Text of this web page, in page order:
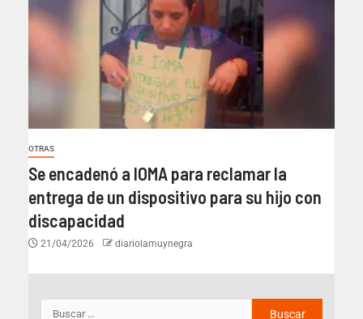
OTRAS
Se encadenó a IOMA para reclamar la
entrega de un dispositivo para su hijo con
discapacidad
21/04/2026 diariolamuynegra